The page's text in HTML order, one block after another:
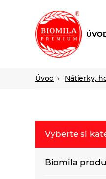
výroba
nielen
Úvod Nátierky,
Vyberte si
Biomila